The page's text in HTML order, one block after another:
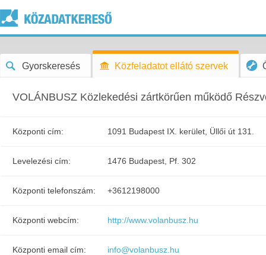
Gyorskeresés Közfeladatot ellátó szervek
VOLÁNBUSZ Közlekedési zártkörűen működő
Központi cím: 1091 Budapest IX. kerület, Üllői út 131.
Levelezési cím: 1476 Budapest, Pf. 302
Központi telefonszám: +3612198000
Központi webcím: http://www.volanbusz.hu
Központi email cím: info@volanbusz.hu